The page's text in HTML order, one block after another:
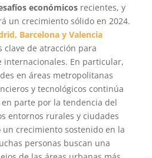
económicos recientes, y
un crecimiento sólido en 2024.
Barcelona y Valencia
de atracción para
internacionales. En particular,
en áreas metropolitanas
y tecnológicos continúa
parte por la tendencia del
entornos rurales y ciudades
crecimiento sostenido en la
personas buscan una